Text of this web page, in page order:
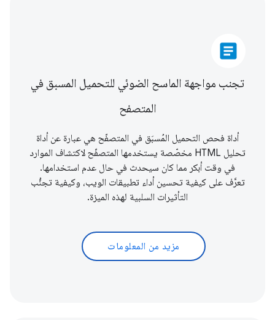
article
تجنب مواجهة الماسح الضوئي للتحميل المسبق في
المتصفح
أداة فحص التحميل المُسبَق في المتصفّح هي عبارة عن أداة
تحليل HTML مخصّصة يستخدمها المتصفّح لاكتشاف الموارد
في وقت أبكر مما كان سيحدث في حال عدم استخدامها.
تعرَّف على كيفية تحسين أداء تطبيقات الويب، وكيفية تجنُّب
التأثيرات السلبية لهذه الميزة.
مزيد من المعلومات